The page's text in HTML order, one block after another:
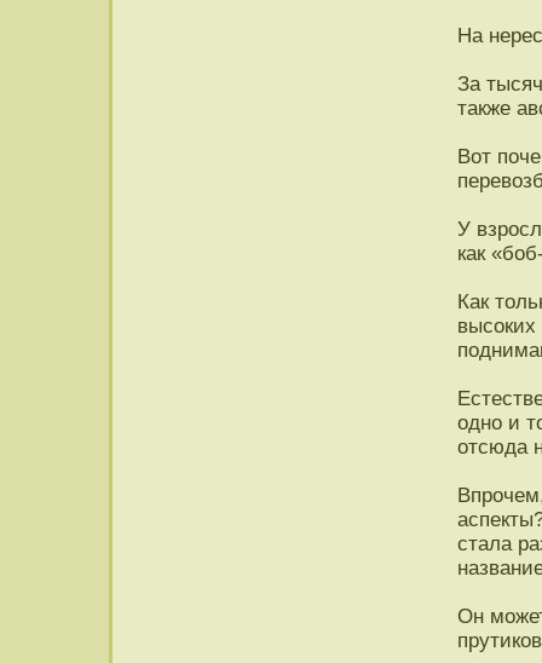
На
За
также
Вот
У
как
Как
одно и
отсюда
стала
Он